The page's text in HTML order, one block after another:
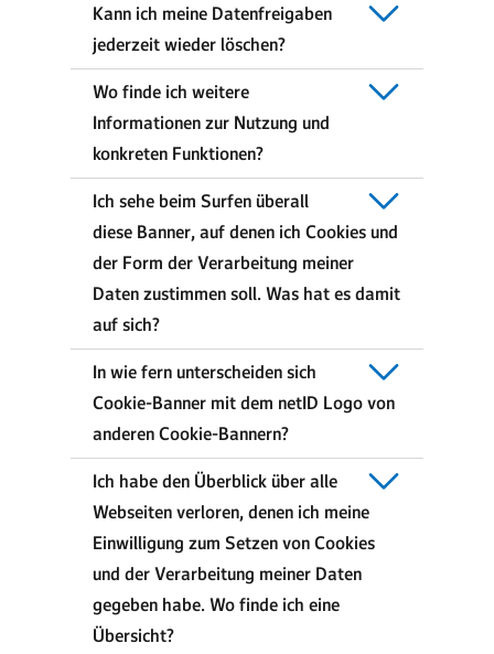
Kann ich meine Datenfreigaben
jederzeit wieder löschen?
Wo finde ich weitere
Informationen zur Nutzung und
konkreten Funktionen?
Ich sehe beim Surfen überall
diese Banner, auf denen ich Cookies und
der Form der Verarbeitung meiner
Daten zustimmen soll. Was hat es damit
auf sich?
In wie fern unterscheiden sich
Cookie-Banner mit dem netID Logo von
anderen Cookie-Bannern?
Ich habe den Überblick über alle
Webseiten verloren, denen ich meine
Einwilligung zum Setzen von Cookies
und der Verarbeitung meiner Daten
gegeben habe. Wo finde ich eine
Übersicht?